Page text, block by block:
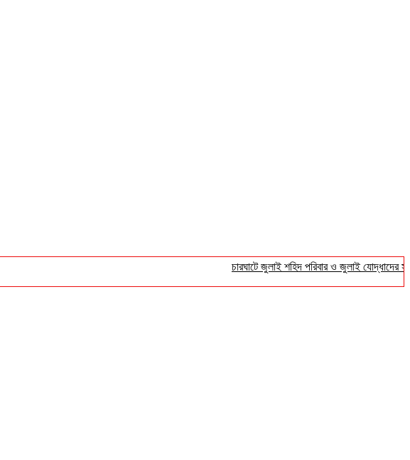
চারঘাটে জুলাই শহিদ পরিবার ও জুলাই যোদ্ধাদের সংবর্ধনা